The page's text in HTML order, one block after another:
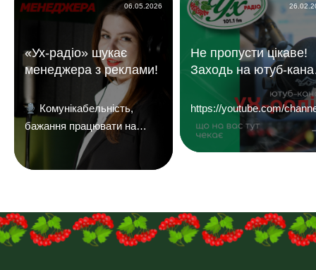
«Ух-радіо» шукає
менеджера з реклами!
Комунікабельність,
бажання працювати на
результат і досвід у
продажах — плюс.
пошту:uhreklama1@gmail.com
06.05.2026
Не пропусти цікаве!
Заходь на ютуб-
«УХ Радіо 101,1 фм»
https://youtube.com/